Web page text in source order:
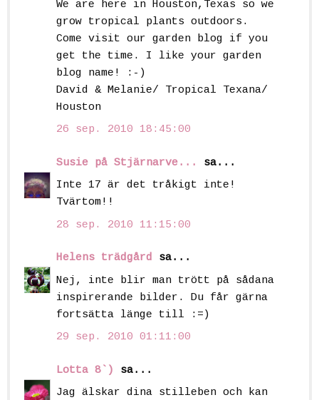
We are here in Houston,Texas so we
grow tropical plants outdoors.
Come visit our garden blog if you
get the time. I like your garden
blog name! :-)
David & Melanie/ Tropical Texana/
Houston
26 sep. 2010 18:45:00
Susie på Stjärnarve...
sa...
Inte 17 är det tråkigt inte!
Tvärtom!!
28 sep. 2010 11:15:00
Helens trädgård sa...
Nej, inte blir man trött på sådana
inspirerande bilder. Du får gärna
fortsätta länge till :=)
29 sep. 2010 01:11:00
Lotta 8`)
sa...
Jag älskar dina stilleben och kan